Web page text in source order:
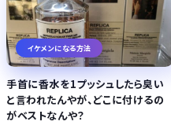
イケメンになる方法
手首に香水を1プッシュしたら臭い
と言われたんやが、どこに付けるの
がベストなんや？